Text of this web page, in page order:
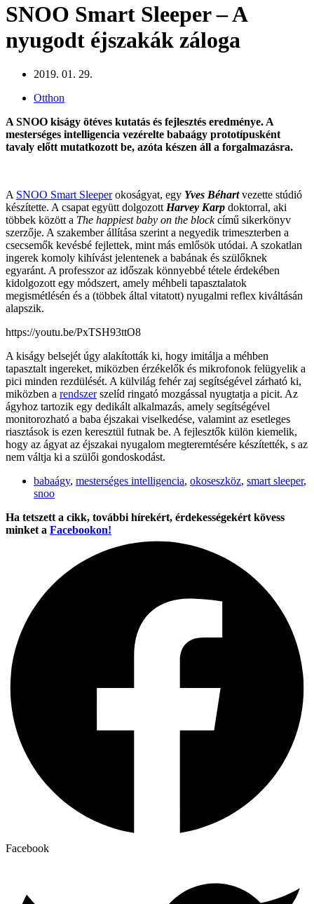
SNOO Smart Sleeper – A
nyugodt éjszakák záloga
2019. 01. 29.
Otthon
A SNOO kiságy ötéves kutatás és fejlesztés eredménye. A
mesterséges intelligencia vezérelte babaágy prototípusként
tavaly előtt mutatkozott be, azóta készen áll a forgalmazásra.
A SNOO Smart Sleeperokoságyat, egy Yves Béhartvezette stúdió
készítette. A csapat együtt dolgozottHarvey Karp doktorral, aki
többek között a The happiest baby on the blockcímű sikerkönyv
szerzője. A szakember állítása szerint a negyedik trimeszterben a
csecsemők kevésbé fejlettek, mint más emlősök utódai. A szokatlan
ingerek komoly kihívást jelentenek a babának és szülőknek
egyaránt. A professzor az időszak könnyebbé tétele érdekében
kidolgozott egy módszert, amely méhbeli tapasztalatok
megismétlésén és a (többek által vitatott) nyugalmi reflex kiváltásán
alapszik.
https://youtu.be/PxTSH93ttO8
A kiságy belsejét úgy alakították ki, hogy imitálja a méhben
tapasztalt ingereket, miközben érzékelők és mikrofonok felügyelik a
pici minden rezdülését. A külvilág fehér zaj segítségével zárható ki,
miközben a rendszerszelíd ringató mozgással nyugtatja a picit. Az
ágyhoz tartozik egy dedikált alkalmazás, amely segítségével
monitorozható a baba éjszakai viselkedése, valamint az esetleges
riasztások is ezen keresztül futnak be. A fejlesztők külön kiemelik,
hogy az ágyat az éjszakai nyugalom megteremtésére készítették, s az
nem váltja ki a szülői gondoskodást.
babaágy, mesterséges intelligencia, okoseszköz, smart sleeper,
snoo
Ha tetszett a cikk, további hírekért, érdekességekért kövess
minket a Facebookon!
Facebook